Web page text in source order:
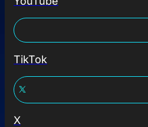
TikTok
X